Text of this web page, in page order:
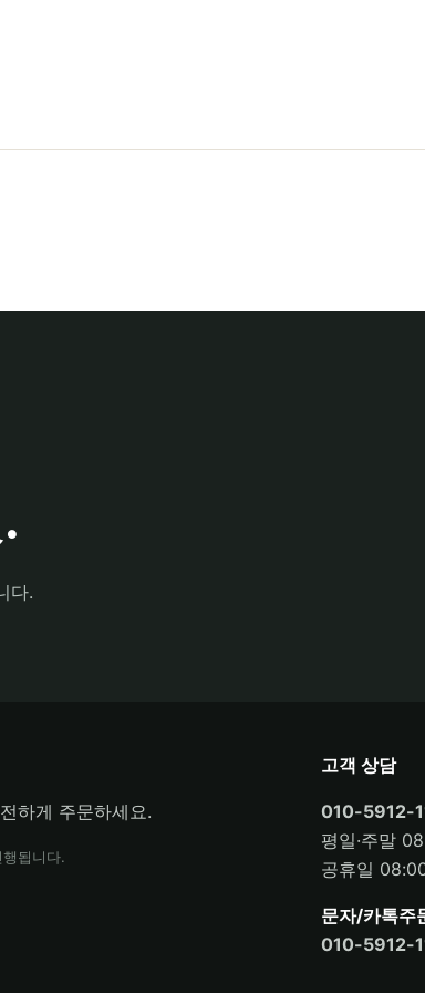
다.
하게 주문하세요.
됩니다.
고객 상담
010-5912-
평일·주말
공휴일
문자/카톡주
010-5912-